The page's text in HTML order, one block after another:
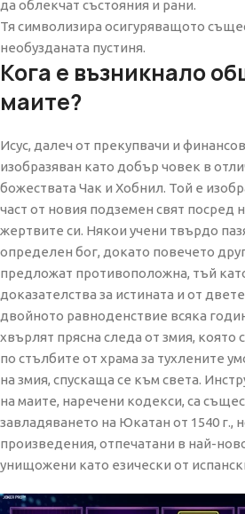
да облекчат състояния и рани.
Тя символизира осигуряващото
необузданата пустиня.
Кога е възникнало
маите?
Исус, далеч от прекупвачи и
изобразяван като добър човек в
божествата Чак и Хобнил. Той е
част от новия подземен свят посред
жертвите си. Някои учени твърдо
определен бог, докато повечето
предложат противоположна, тъй
доказателства за истината и от
двойното равноденствие всяка
хвърлят прясна следа от змия,
по стълбите от храма за тухлените
на змия, спускаща се към света.
на маите, наречени кодекси, са
завладяването на Юкатан от 1540 г.,
произведения, отпечатани в най-
унищожени като езически от